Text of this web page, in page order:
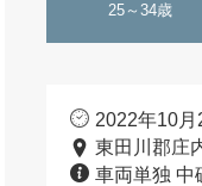
25～34歳
2022年10
東田川郡庄
車両単独 中